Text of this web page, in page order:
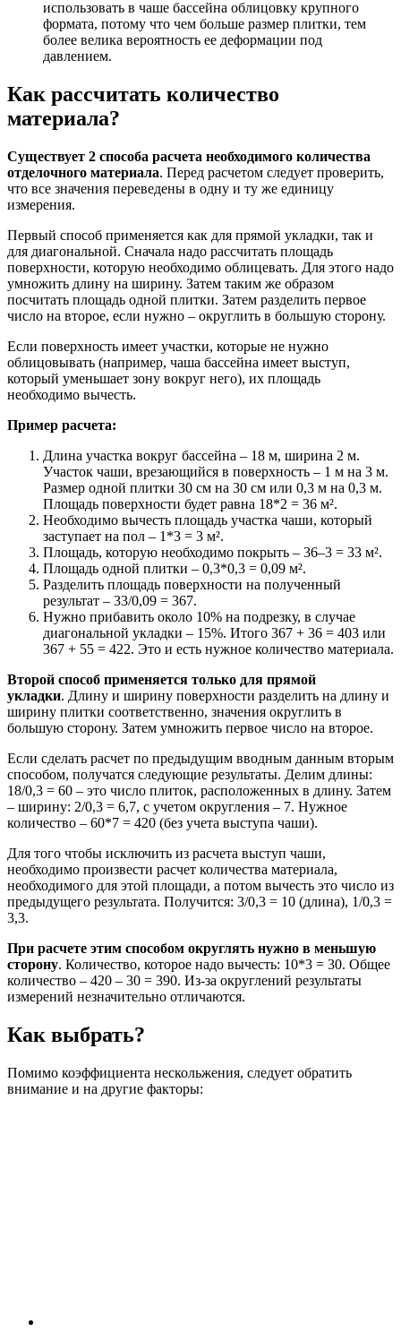
использовать в чаше бассейна облицовку крупного
формата, потому что чем больше размер плитки, тем
более велика вероятность ее деформации под
давлением.
Как рассчитать количество
материала?
Существует 2 способа расчета необходимого количества
отделочного материала. Перед расчетом следует проверить,
что все значения переведены в одну и ту же единицу
измерения.
Первый способ применяется как для прямой укладки, так и
для диагональной. Сначала надо рассчитать площадь
поверхности, которую необходимо облицевать. Для этого надо
умножить длину на ширину. Затем таким же образом
посчитать площадь одной плитки. Затем разделить первое
число на второе, если нужно – округлить в большую сторону.
Если поверхность имеет участки, которые не нужно
облицовывать (например, чаша бассейна имеет выступ,
который уменьшает зону вокруг него), их площадь
необходимо вычесть.
Пример расчета:
Длина участка вокруг бассейна – 18 м, ширина 2 м.
Участок чаши, врезающийся в поверхность – 1 м на 3 м.
Размер одной плитки 30 см на 30 см или 0,3 м на 0,3 м.
Площадь поверхности будет равна 18*2 = 36 м².
Необходимо вычесть площадь участка чаши, который
заступает на пол – 1*3 = 3 м².
Площадь, которую необходимо покрыть – 36–3 = 33 м².
Площадь одной плитки – 0,3*0,3 = 0,09 м².
Разделить площадь поверхности на полученный
результат – 33/0,09 = 367.
Нужно прибавить около 10% на подрезку, в случае
диагональной укладки – 15%. Итого 367 + 36 = 403 или
367 + 55 = 422. Это и есть нужное количество материала.
Второй способ применяется только для прямой
укладки. Длину и ширину поверхности разделить на длину и
ширину плитки соответственно, значения округлить в
большую сторону. Затем умножить первое число на второе.
Если сделать расчет по предыдущим вводным данным вторым
способом, получатся следующие результаты. Делим длины:
18/0,3 = 60 – это число плиток, расположенных в длину. Затем
– ширину: 2/0,3 = 6,7, с учетом округления – 7. Нужное
количество – 60*7 = 420 (без учета выступа чаши).
Для того чтобы исключить из расчета выступ чаши,
необходимо произвести расчет количества материала,
необходимого для этой площади, а потом вычесть это число из
предыдущего результата. Получится: 3/0,3 = 10 (длина), 1/0,3 =
3,3.
При расчете этим способом округлять нужно в меньшую
сторону. Количество, которое надо вычесть: 10*3 = 30. Общее
количество – 420 – 30 = 390. Из-за округлений результаты
измерений незначительно отличаются.
Как выбрать?
Помимо коэффициента нескольжения, следует обратить
внимание и на другие факторы: